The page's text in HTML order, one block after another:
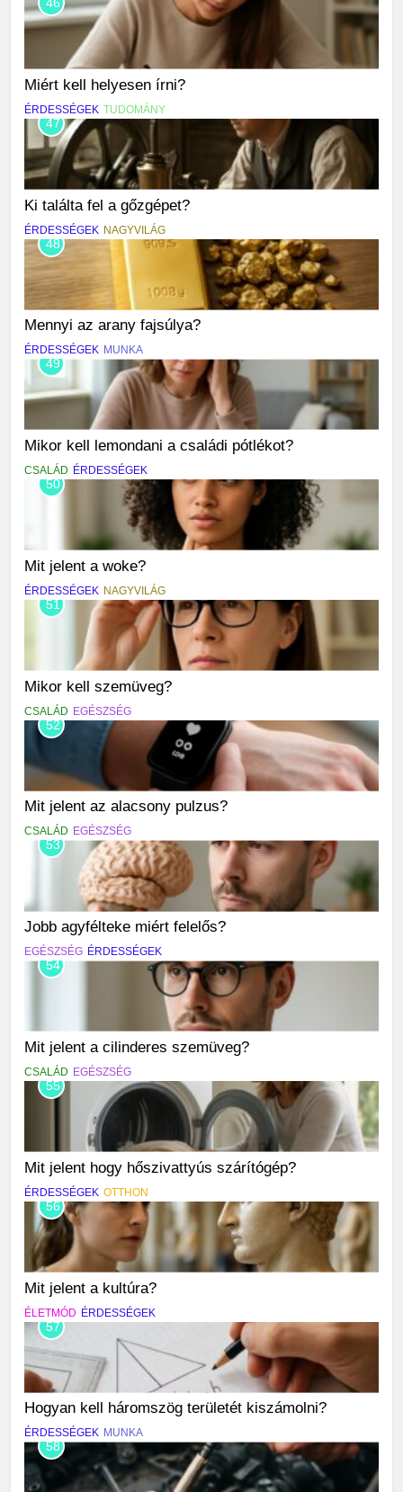
Miért kell helyesen írni?
ÉRDESSÉGEK TUDOMÁNY
47
Ki találta fel a gőzgépet?
ÉRDESSÉGEK NAGYVILÁG
48
Mennyi az arany fajsúlya?
ÉRDESSÉGEK MUNKA
49
Mikor kell lemondani a családi pótlékot?
CSALÁD ÉRDESSÉGEK
50
Mit jelent a woke?
ÉRDESSÉGEK NAGYVILÁG
51
Mikor kell szemüveg?
CSALÁD EGÉSZSÉG
52
Mit jelent az alacsony pulzus?
CSALÁD EGÉSZSÉG
53
Jobb agyfélteke miért felelős?
EGÉSZSÉG ÉRDESSÉGEK
54
Mit jelent a cilinderes szemüveg?
CSALÁD EGÉSZSÉG
55
Mit jelent hogy hőszivattyús szárítógép?
ÉRDESSÉGEK OTTHON
56
Mit jelent a kultúra?
ÉLETMÓD ÉRDESSÉGEK
57
Hogyan kell háromszög területét kiszámolni?
ÉRDESSÉGEK MUNKA
58